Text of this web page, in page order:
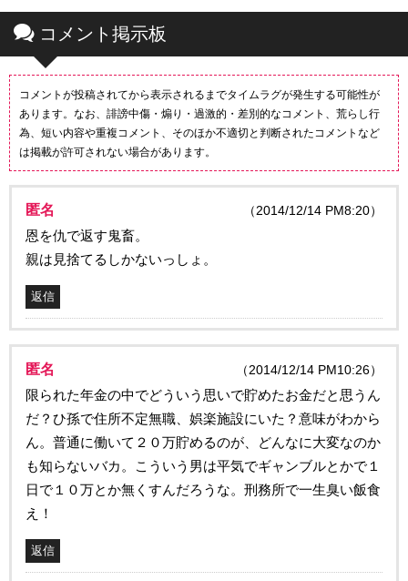
コメント掲示板
コメントが投稿されてから表示されるまでタイムラグが発生する可能性が
あります。なお、誹謗中傷・煽り・過激的・差別的なコメント、荒らし行
為、短い内容や重複コメント、そのほか不適切と判断されたコメントなど
は掲載が許可されない場合があります。
匿名 （2014/12/14 PM8:20）
恩を仇で返す鬼畜。
親は見捨てるしかないっしょ。
返信
匿名 （2014/12/14 PM10:26）
限られた年金の中でどういう思いで貯めたお金だと思うん
だ？ひ孫で住所不定無職、娯楽施設にいた？意味がわから
ん。普通に働いて２０万貯めるのが、どんなに大変なのか
も知らないバカ。こういう男は平気でギャンブルとかで１
日で１０万とか無くすんだろうな。刑務所で一生臭い飯食
え！
返信